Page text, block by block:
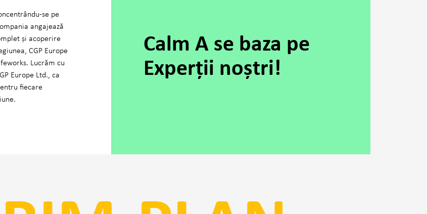
se pe
angajează
și acoperire
CGP Europe
Lucrăm cu
Europe Ltd., ca
fiecare
Calm A se baza pe
Experții noștri!